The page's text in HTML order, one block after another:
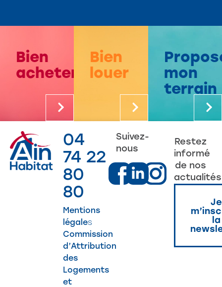
Bien
acheter
Bien
louer
mon
terrain
04
74 22
80
80
Mentions
légales
Commission
d’Attribution
des
Logements
et
Suivez-
nous
Restez
informé
de nos
actualités
Je
la